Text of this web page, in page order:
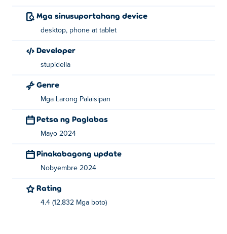
Mga sinusuportahang device
desktop, phone at tablet
Developer
stupidella
Genre
Mga Larong Palaisipan
Petsa ng Paglabas
Mayo 2024
Pinakabagong update
Nobyembre 2024
Rating
4.4 (12,832 Mga boto)